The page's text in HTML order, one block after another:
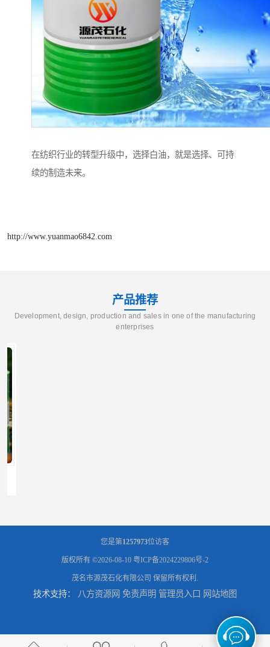
在纺织行业的转型升级中，选择白油，就是选择、可持
续的制造未来。
http://www.yuanmao6842.com
产品推荐
Development, design, production and sales in one of the manufacturing
enterprises
您是第1257973位访客
版权所有 ©2026-08-10 粤ICP备2024229806号-2
茂名市源茂石化有限公司 保留所有权利.
技术支持： 八方资源网 免责声明 管理员入口 网站地图